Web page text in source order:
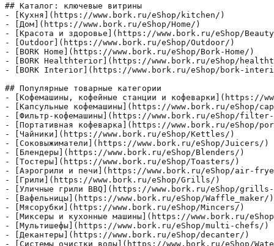
## Каталог: ключевые витрины
- [Кухня](https://www.bork.ru/eShop/kitchen/)
- [Дом](https://www.bork.ru/eShop/Home/)
- [Красота и здоровье](https://www.bork.ru/eShop/
- [Outdoor](https://www.bork.ru/eShop/Outdoor/)
- [BORK Home](https://www.bork.ru/eShop/Bork-Home/)
- [BORK Healthterior](https://www.bork.ru/eShop/
- [BORK Interior](https://www.bork.ru/eShop/bork-
## Популярные товарные категории
- [Кофемашины, кофейные станции и кофеварки](https://
- [Капсульные кофемашины](https://www.bork.ru/eShop/
- [Фильтр-кофемашины](https://www.bork.ru/eShop/
- [Портативная кофеварка](https://www.bork.ru/eShop/
- [Чайники](https://www.bork.ru/eShop/Kettles/)
- [Соковыжиматели](https://www.bork.ru/eShop/Juicers/)
- [Блендеры](https://www.bork.ru/eShop/Blenders/)
- [Тостеры](https://www.bork.ru/eShop/Toasters/)
- [Аэрогрили и печи](https://www.bork.ru/eShop/air-
- [Грили](https://www.bork.ru/eShop/Grills/)
- [Уличные грили BBQ](https://www.bork.ru/eShop/
- [Вафельницы](https://www.bork.ru/eShop/Waffle_maker/)
- [Мясорубки](https://www.bork.ru/eShop/Mincers/)
- [Миксеры и кухонные машины](https://www.bork.ru/
- [Мультишефы](https://www.bork.ru/eShop/multi-chefs/)
- [Декантеры](https://www.bork.ru/eShop/decanter/)
- [Системы очистки воды](https://www.bork.ru/eShop/